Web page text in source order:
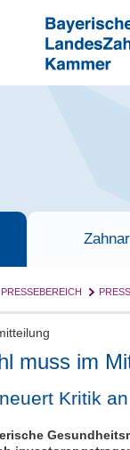
PRESSEBEREICH
muss im
Kritik